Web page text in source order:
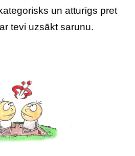
un atturīgs pret
tevi uzsākt sarunu.